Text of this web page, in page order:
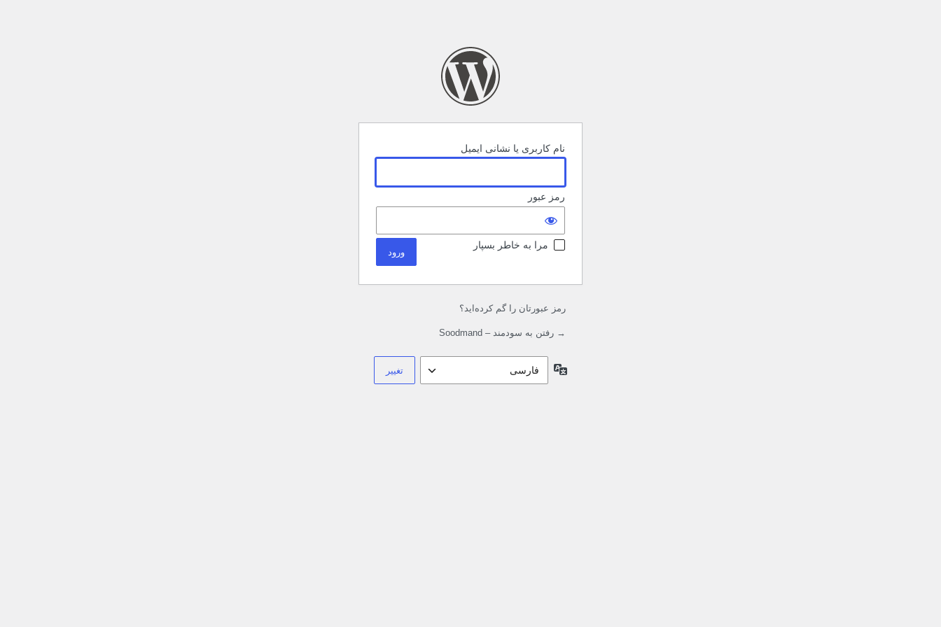
نام کاربری یا نشانی ایمیل
رمز عبور
مرا به خاطر بسپار
رمز عبورتان را گم کرده‌اید؟
→ رفتن به سودمند – Soodmand
زبان